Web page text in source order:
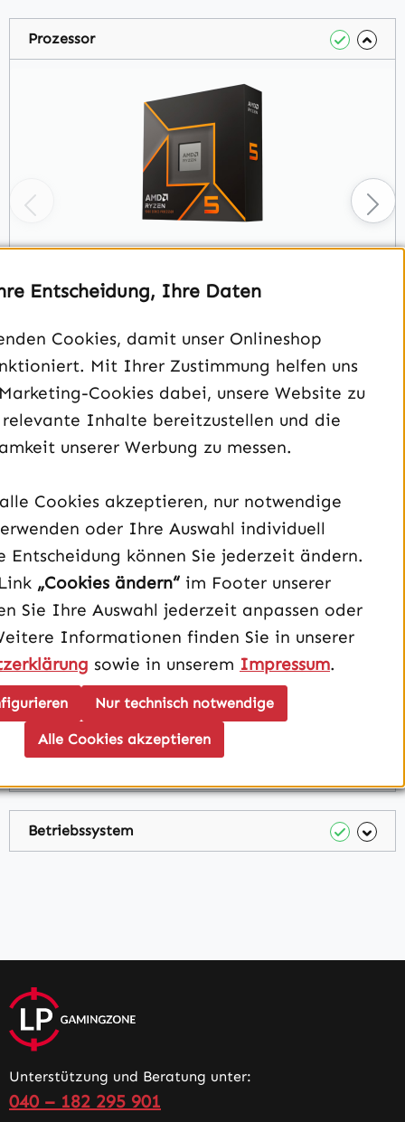
Prozessor
AMD Ryzen 5 9600X, 6C/12T, 3.90-5.40GHz
Auswählen
Mainboard
Grafikkarte
Netzteil
Kühlung
Betriebssystem
Unterstützung und Beratung unter:
040 – 182 295 901
Entscheidung, Ihre Daten
Cookies, damit unser Onlineshop
Mit Ihrer Zustimmung helfen uns
Cookies dabei, unsere Website zu
relevante Inhalte bereitzustellen und die
unserer Werbung zu messen.
Cookies akzeptieren, nur notwendige
oder Ihre Auswahl individuell
Entscheidung können Sie jederzeit ändern.
„Cookies ändern“im Footer unserer
Sie Ihre Auswahl jederzeit anpassen oder
Informationen finden Sie in unserer
sowie in unserem Impressum.
Nur technisch notwendige
Alle Cookies akzeptieren